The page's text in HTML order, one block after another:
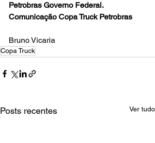
Petrobras Governo Federal.
Comunicação Copa Truck Petrobras
Bruno Vicaria
Copa Truck
Posts recentes Ver tudo